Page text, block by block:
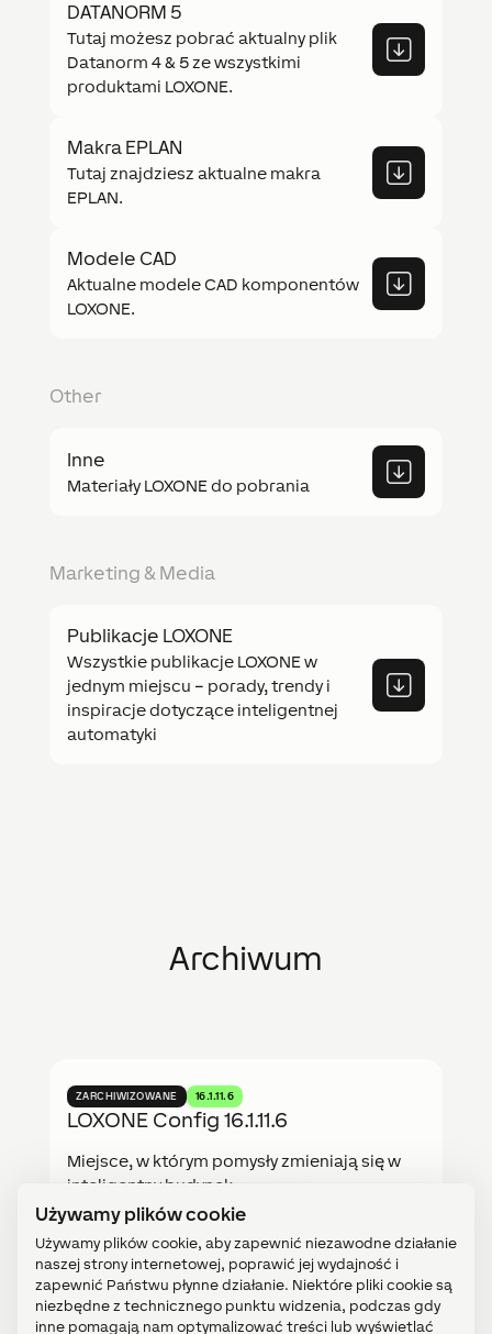
Używamy plików cookie
Używamy plików cookie, aby zapewnić niezawodne działanie
naszej strony internetowej, poprawić jej wydajność i
zapewnić Państwu płynne działanie. Niektóre pliki cookie są
niezbędne z technicznego punktu widzenia, podczas gdy
inne pomagają nam optymalizować treści lub wyświetlać
DATANORM 5
Tutaj możesz pobrać aktualny plik
Datanorm 4 & 5 ze wszystkimi
produktami LOXONE.
Makra EPLAN
Tutaj znajdziesz aktualne makra
EPLAN.
Modele CAD
Aktualne modele CAD komponentów
LOXONE.
Other
Inne
Materiały LOXONE do pobrania
Marketing & Media
Publikacje LOXONE
Wszystkie publikacje LOXONE w
jednym miejscu – porady, trendy i
inspiracje dotyczące inteligentnej
automatyki
Archiwum
ZARCHIWIZOWANE 16.1.11.6
LOXONE Config 16.1.11.6
Miejsce, w którym pomysły zmieniają się w
inteligentny budynek.
Changelog & Znane problemy
Download